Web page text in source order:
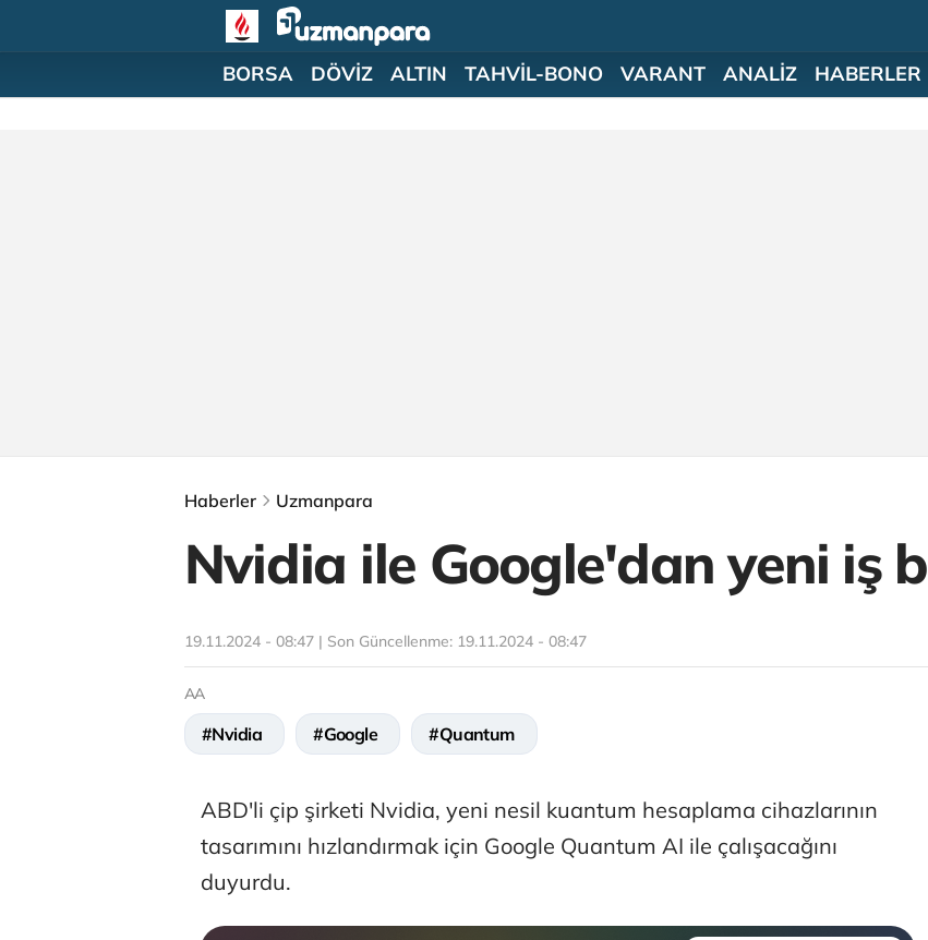
BORSA DÖVİZ ALTIN TAHVİL-BONO VARANT ANALİZ HABERLER
Haberler Uzmanpara
Nvidia ile Google'dan yeni iş
19.11.2024 - 08:47 | Son Güncellenme: 19.11.2024 - 08:47
AA
#Nvidia #Google #Quantum
ABD'li çip şirketi Nvidia, yeni nesil kuantum hesaplama cihazlarının
tasarımını hızlandırmak için Google Quantum AI ile çalışacağını
duyurdu.